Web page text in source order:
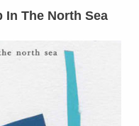
In The North Sea